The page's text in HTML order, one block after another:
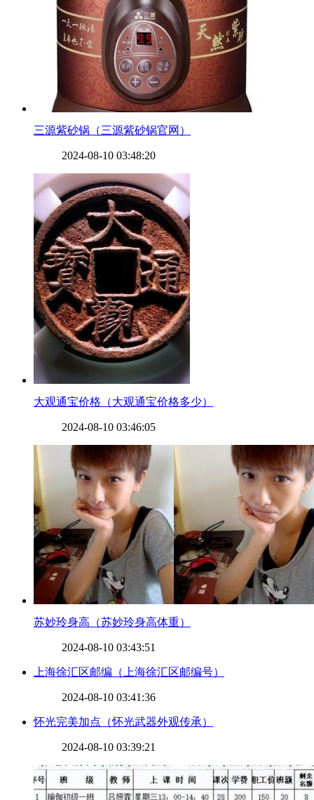
​三源紫砂锅（三源紫砂锅官网）
2024-08-10 03:48:20
​大观通宝价格（大观通宝价格多少）
2024-08-10 03:46:05
​苏妙玲身高（苏妙玲身高体重）
2024-08-10 03:43:51
​上海徐汇区邮编（上海徐汇区邮编号）
2024-08-10 03:41:36
​怀光完美加点（怀光武器外观传承）
2024-08-10 03:39:21